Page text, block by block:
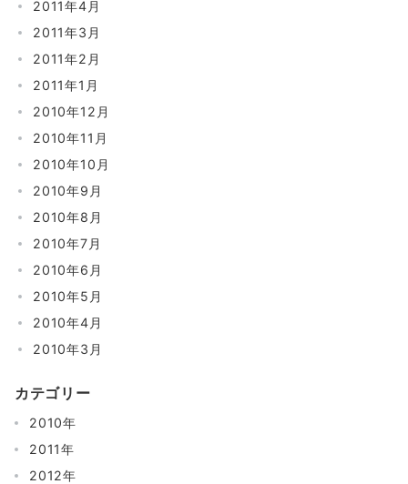
2011年4月
2011年3月
2011年2月
2011年1月
2010年12月
2010年11月
2010年10月
2010年9月
2010年8月
2010年7月
2010年6月
2010年5月
2010年4月
2010年3月
カテゴリー
2010年
2011年
2012年